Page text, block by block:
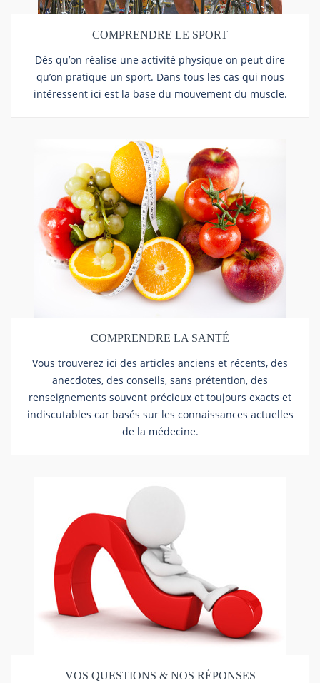
COMPRENDRE LE SPORT
Dès qu’on réalise une activité physique on peut dire
qu’on pratique un sport. Dans tous les cas qui nous
intéressent ici est la base du mouvement du muscle.
COMPRENDRE LA SANTÉ
Vous trouverez ici des articles anciens et récents, des
anecdotes, des conseils, sans prétention, des
renseignements souvent précieux et toujours exacts et
indiscutables car basés sur les connaissances actuelles
de la médecine.
VOS QUESTIONS & NOS RÉPONSES